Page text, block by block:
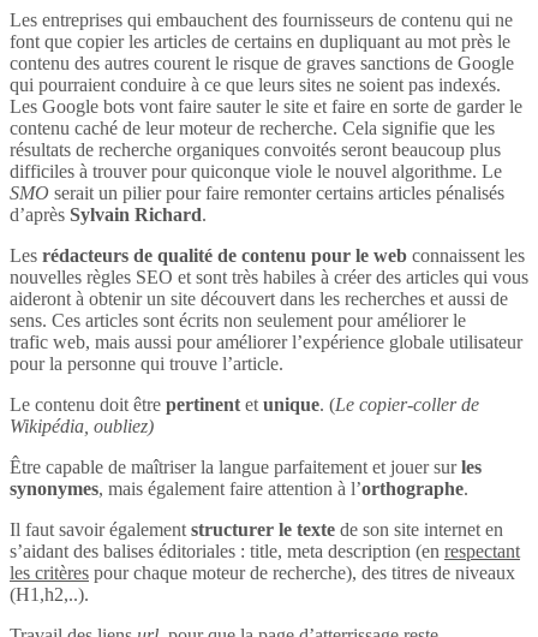
Les entreprises qui embauchent des fournisseurs de contenu qui ne
font que copier les articles de certains en dupliquant au mot près le
contenu des autres courent le risque de graves sanctions de Google
qui pourraient conduire à ce que leurs sites ne soient pas indexés.
Les Google bots vont faire sauter le site et faire en sorte de garder le
contenu caché de leur moteur de recherche. Cela signifie que les
résultats de recherche organiques convoités seront beaucoup plus
difficiles à trouver pour quiconque viole le nouvel algorithme. Le
SMO serait un pilier pour faire remonter certains articles pénalisés
d’après Sylvain Richard.
Les rédacteurs de qualité de contenu pour le web connaissent les
nouvelles règles SEO et sont très habiles à créer des articles qui vous
aideront à obtenir un site découvert dans les recherches et aussi de
sens. Ces articles sont écrits non seulement pour améliorer le
trafic web, mais aussi pour améliorer l’expérience globale utilisateur
pour la personne qui trouve l’article.
Le contenu doit être pertinent et unique. (Le copier-coller de
Wikipédia, oubliez)
Être capable de maîtriser la langue parfaitement et jouer surles
synonymes, mais également faire attention à l’orthographe.
Il faut savoir également structurer le texte de son site internet en
s’aidant des balises éditoriales : title, meta description (en respectant
les critères pour chaque moteur de recherche), des titres de niveaux
(H1,h2,..).